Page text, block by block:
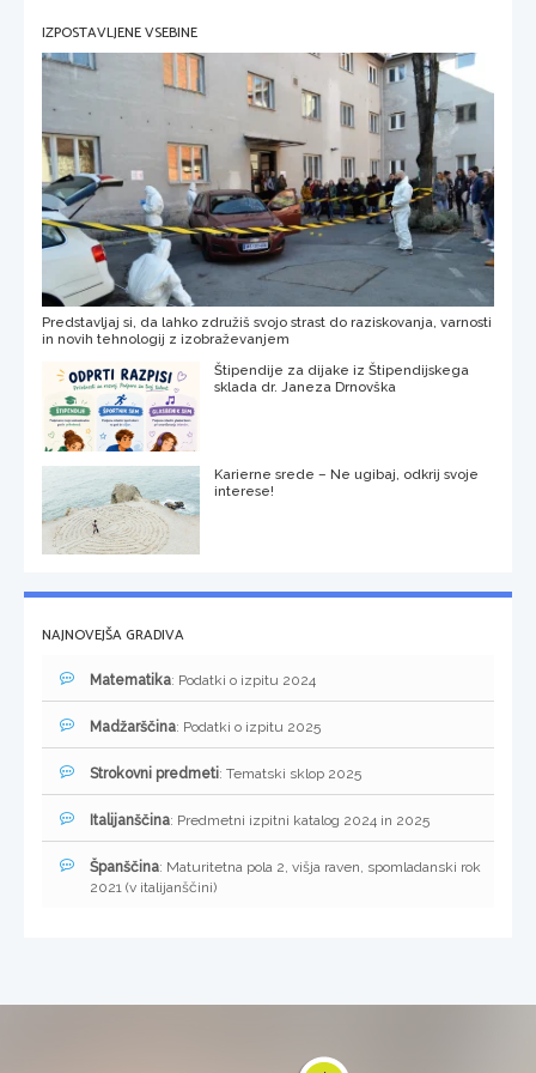
IZPOSTAVLJENE VSEBINE
Predstavljaj si, da lahko združiš svojo strast do raziskovanja, varnosti
in novih tehnologij z izobraževanjem
Štipendije za dijake iz Štipendijskega
sklada dr. Janeza Drnovška
Karierne srede – Ne ugibaj, odkrij svoje
interese!
NAJNOVEJŠA GRADIVA
Matematika: Podatki o izpitu 2024
Madžarščina: Podatki o izpitu 2025
Strokovni predmeti: Tematski sklop 2025
Italijanščina: Predmetni izpitni katalog 2024 in 2025
Španščina: Maturitetna pola 2, višja raven, spomladanski rok
2021 (v italijanščini)